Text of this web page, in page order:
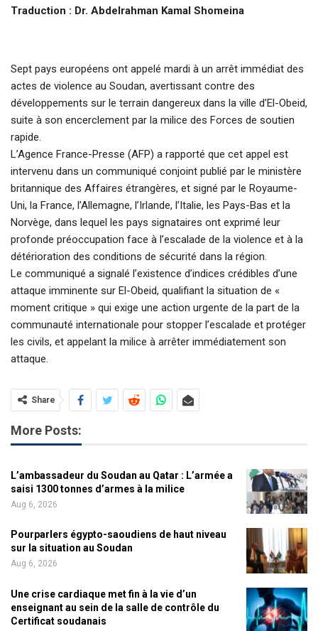
Traduction : Dr. Abdelrahman Kamal Shomeina
Sept pays européens ont appelé mardi à un arrêt immédiat des
actes de violence au Soudan, avertissant contre des
développements sur le terrain dangereux dans la ville d’El-Obeid,
suite à son encerclement par la milice des Forces de soutien
rapide.
L’Agence France-Presse (AFP) a rapporté que cet appel est
intervenu dans un communiqué conjoint publié par le ministère
britannique des Affaires étrangères, et signé par le Royaume-
Uni, la France, l’Allemagne, l’Irlande, l’Italie, les Pays-Bas et la
Norvège, dans lequel les pays signataires ont exprimé leur
profonde préoccupation face à l’escalade de la violence et à la
détérioration des conditions de sécurité dans la région.
Le communiqué a signalé l’existence d’indices crédibles d’une
attaque imminente sur El-Obeid, qualifiant la situation de «
moment critique » qui exige une action urgente de la part de la
communauté internationale pour stopper l’escalade et protéger
les civils, et appelant la milice à arrêter immédiatement son
attaque.
Share
More Posts:
L’ambassadeur du Soudan au Qatar : L’armée a
saisi 1300 tonnes d’armes à la milice
Aug 6, 2026
Pourparlers égypto-saoudiens de haut niveau
sur la situation au Soudan
Aug 6, 2026
Une crise cardiaque met fin à la vie d’un
enseignant au sein de la salle de contrôle du
Certificat soudanais